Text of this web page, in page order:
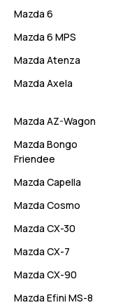
Mazda 6
Mazda 6 MPS
Mazda Atenza
Mazda Axela
Mazda AZ-Wagon
Mazda Bongo
Friendee
Mazda Capella
Mazda Cosmo
Mazda CX-30
Mazda CX-7
Mazda CX-90
Mazda Efini MS-8